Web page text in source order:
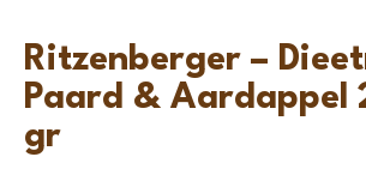
Ritzenberger –
Paard & Aardappel
gr